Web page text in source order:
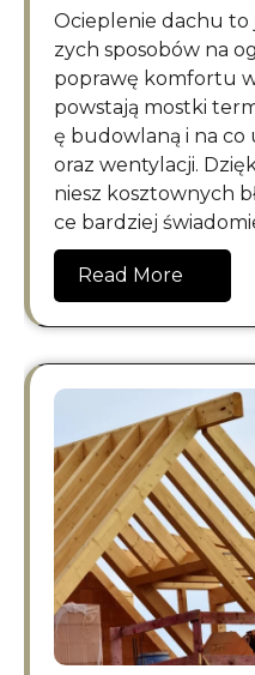
Ocieplenie dachu to jeden z najskuteczniejs
zych sposobów na
poprawę komfortu
powstają mostki
ę budowlaną i na co
oraz wentylacji.
niesz kosztownych
ce bardziej
Read More